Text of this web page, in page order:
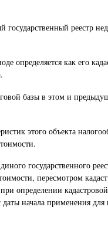
государственный
определяется как его
базы в этом и
этого объекта
государственного
пересмотром
определении
начала применения